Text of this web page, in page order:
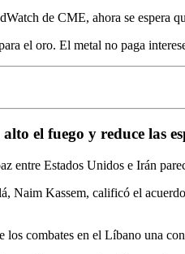
de CME, ahora se espera
el oro. El metal no paga
el fuego y reduce las
entre Estados Unidos e Irán
Naim Kassem, calificó el
los combates en el Líbano una